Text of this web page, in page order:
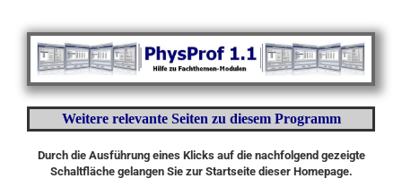
Weitere relevante Seiten zu diesem Programm
Durch die Ausführung eines Klicks auf die nachfolgend gezeigte
Schaltfläche gelangen Sie zur Startseite dieser Homepage.